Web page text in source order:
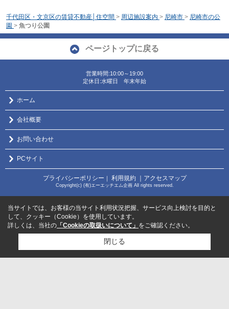
千代田区・文京区の賃貸不動産│住空間 > 周辺施設案内 > 尼崎市 > 尼崎市の公
園 > 魚つり公園
ページトップに戻る
営業時間:10:00～19:00
定休日:水曜日 年末年始
ホーム
会社概要
お問い合わせ
PCサイト
プライバシーポリシー ｜ 利用規約 ｜アクセスマップ
Copyright(c) (有)エーエッチエム企画 All rights reserved.
当サイトでは、お客様の当サイト利用状況把握、サービス向上検討を目的と
して、クッキー（Cookie）を使用しています。
詳しくは、当社の 「Cookieの取扱いについて」 をご確認ください。
閉じる